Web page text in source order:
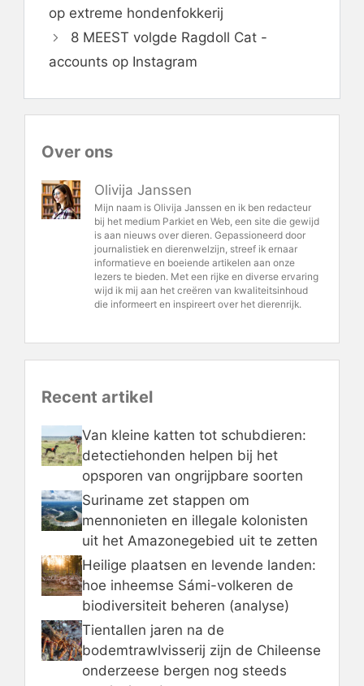
op extreme hondenfokkerij
8 MEEST volgde Ragdoll Cat -
accounts op Instagram
Over ons
Olivija Janssen
Mijn naam is Olivija Janssen en ik ben redacteur
bij het medium Parkiet en Web, een site die gewijd
is aan nieuws over dieren. Gepassioneerd door
journalistiek en dierenwelzijn, streef ik ernaar
informatieve en boeiende artikelen aan onze
lezers te bieden. Met een rijke en diverse ervaring
wijd ik mij aan het creëren van kwaliteitsinhoud
die informeert en inspireert over het dierenrijk.
Recent artikel
Van kleine katten tot schubdieren:
detectiehonden helpen bij het
opsporen van ongrijpbare soorten
Suriname zet stappen om
mennonieten en illegale kolonisten
uit het Amazonegebied uit te zetten
Heilige plaatsen en levende landen:
hoe inheemse Sámi-volkeren de
biodiversiteit beheren (analyse)
Tientallen jaren na de
bodemtrawlvisserij zijn de Chileense
onderzeese bergen nog steeds